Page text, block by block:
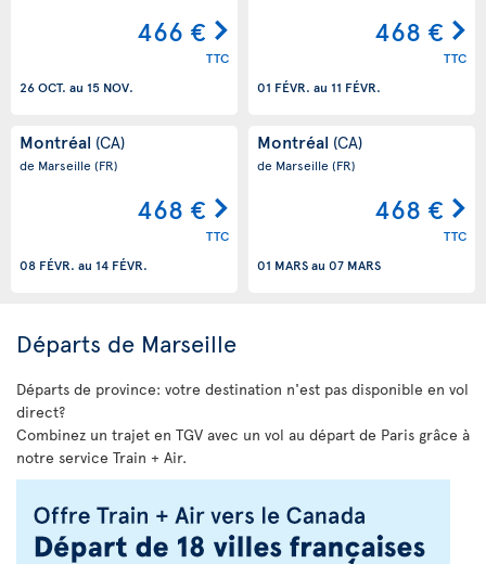
466 €
TTC
26 OCT. au 15 NOV.
468 €
TTC
01 FÉVR. au 11 FÉVR.
Montréal (CA)
de Marseille (FR)
468 €
TTC
08 FÉVR. au 14 FÉVR.
Montréal (CA)
de Marseille (FR)
468 €
TTC
01 MARSau 07 MARS
Départs de Marseille
Départs de province: votre destination n'est pas disponible en vol
direct?
Combinez un trajet en TGV avec un vol au départ de Paris grâce à
notre service Train + Air.